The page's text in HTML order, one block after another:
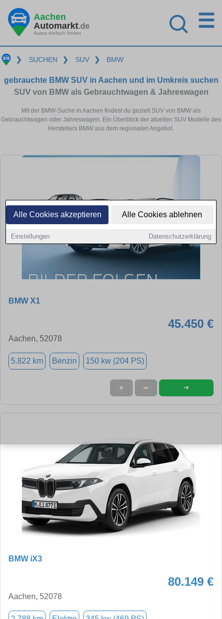
Alle Cookies akzeptieren Alle Cookies ablehnen
Einstellungen Datenschutzerklärung
Aachen
Automarkt.de
Autos einfach finden
☰
❯ SUCHEN ❯ SUV ❯ BMW
gebrauchte BMW SUV in Aachen und im Umkreis suchen
SUV von BMW als Gebrauchtwagen & Jahreswagen
Mit der BMW-Suche in Aachen findest du gezielt SUV von BMW als
Gebrauchtwagen oder Jahreswagen. Ein Überblick der atuellen SUV Modelle des
Herstellers BMW aus dem regionalen Angebot.
BMW X1
45.450 €
Aachen, 52078
5.822 km Benzin 150 kw (204 PS)
★ ➦ ➜
BMW iX3
80.149 €
Aachen, 52078